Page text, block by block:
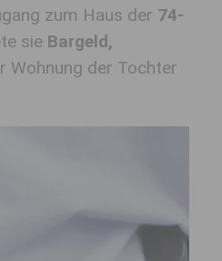
zum Haus der 74-
sie Bargeld,
Wohnung der Tochter